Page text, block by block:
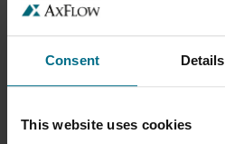
Consent Details
This website uses cookies